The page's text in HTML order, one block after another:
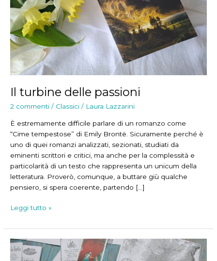
Il turbine delle passioni
2 commenti / Classici / Laura Lazzarini
È estremamente difficile parlare di un romanzo come
“Cime tempestose” di Emily Brontë. Sicuramente perché è
uno di quei romanzi analizzati, sezionati, studiati da
eminenti scrittori e critici, ma anche per la complessità e
particolarità di un testo che rappresenta un unicum della
letteratura. Proverò, comunque, a buttare giù qualche
pensiero, si spera coerente, partendo […]
Il
delle
passioni
Leggi tutto »